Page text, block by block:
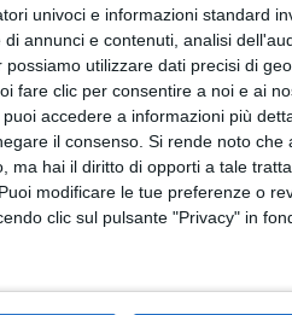
univoci e informazioni standard
annunci e contenuti, analisi
utilizzare dati precisi di
fare clic per consentire a noi e ai
accedere a informazioni più
il consenso. Si rende noto che
ma hai il diritto di opporti a tale
modificare le tue preferenze o
clic sul pulsante "Privacy" in
squadre per numero di partite in chiaro
5 (25%)
4 (20%)
2 (10%)
1 (5%)
Queen of South
1 (5%)
completa
squadre per numero di partite in